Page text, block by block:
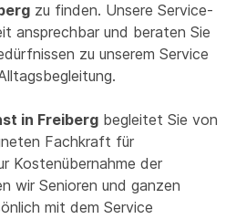
zu finden. Unsere Service-
ansprechbar und beraten Sie
zu unserem Service
in Freiberg begleitet Sie von
Fachkraft für
Kostenübernahme der
wir Senioren und ganzen
mit dem Service